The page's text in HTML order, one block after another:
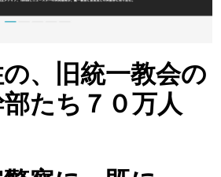
の、旧統一教会の
部たち７０万人